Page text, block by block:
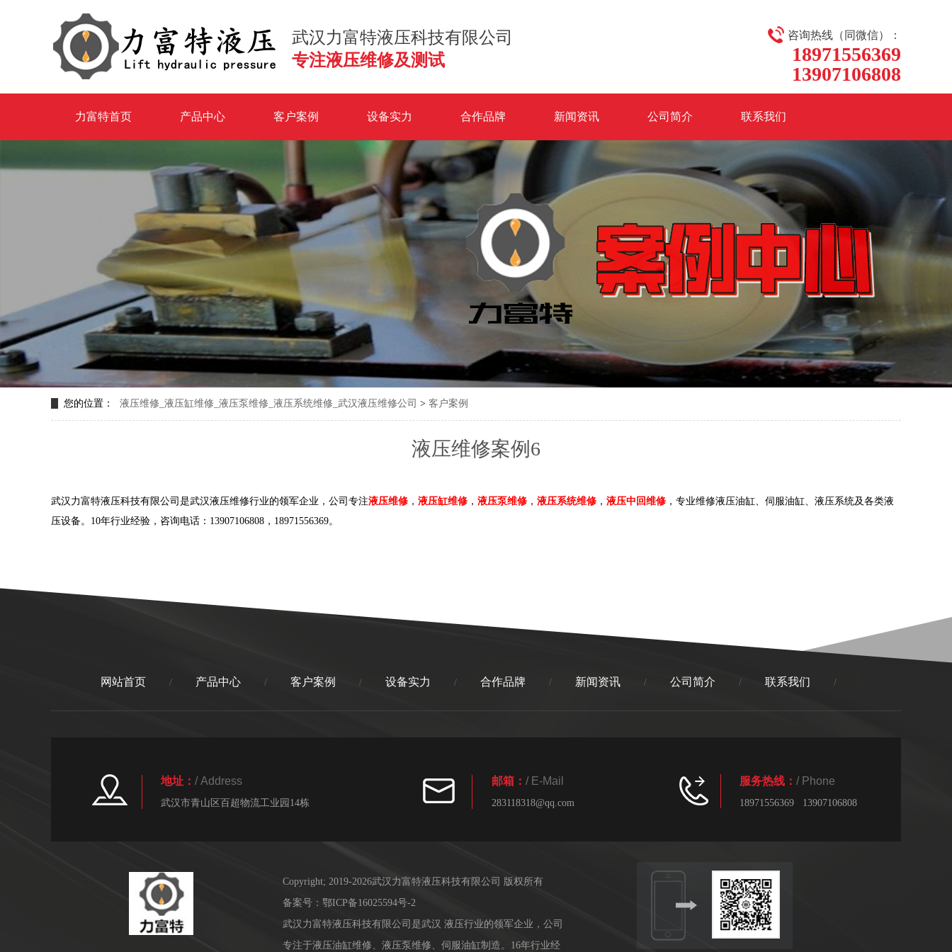
咨询热线（同微信）：
18971556369
13907106808
武汉力富特液压科技有限公司
专注液压维修及测试
力富特首页 产品中心 客户案例 设备实力 合作品牌 新闻资讯 公司简介 联系我们
您的位置： 液压维修_液压缸维修_液压泵维修_液压系统维修_武汉液压维修公司 > 客户案例
液压维修案例6
武汉力富特液压科技有限公司是武汉液压维修行业的领军企业，公司专注液压维修 ， 液压缸维修 ， 液压泵维修 ， 液压系统维修 ， 液压中回维修 ，专业维修液压油缸、伺服油缸、液压系统及各类液
压设备。10年行业经验，咨询电话：13907106808，18971556369。
网站首页 / 产品中心 / 客户案例 / 设备实力 / 合作品牌 / 新闻资讯 / 公司简介 / 联系我们 /
地址： / Address
武汉市青山区百超物流工业园14栋
邮箱： / E-Mail
283118318@qq.com
服务热线： / Phone
18971556369 13907106808
Copyright; 2019-2026武汉力富特液压科技有限公司 版权所有
备案号： 鄂ICP备16025594号-2
武汉力富特液压科技有限公司是武汉 液压行业的领军企业，公司
专注于液压油缸维修、液压泵维修、伺服油缸制造。16年行业经